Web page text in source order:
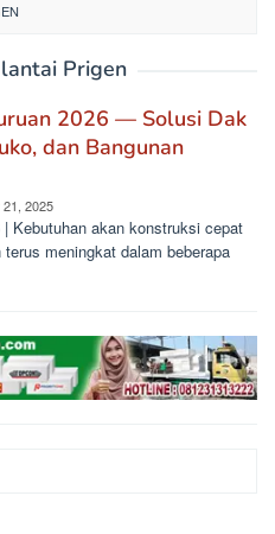
Prigen
2026 — Solusi Dak
dan Bangunan
2025
Kebutuhan akan konstruksi cepat
meningkat dalam beberapa